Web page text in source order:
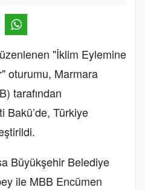
"İklim Eylemine
oturumu, Marmara
tarafından
Bakü’de, Türkiye
Büyükşehir Belediye
ile MBB Encümen